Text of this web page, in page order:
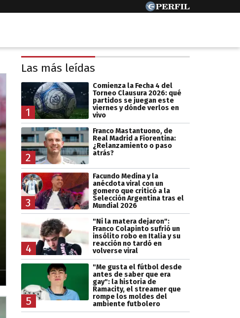
Las más leídas
1
Comienza la Fecha 4 del
Torneo Clausura 2026: qué
partidos se juegan este
viernes y dónde verlos en
vivo
2
Franco Mastantuono, de
Real Madrid a Fiorentina:
¿Relanzamiento o paso
atrás?
3
Facundo Medina y la
anécdota viral con un
gomero que criticó a la
Selección Argentina tras el
Mundial 2026
4
"Ni la matera dejaron":
Franco Colapinto sufrió un
insólito robo en Italia y su
reacción no tardó en
volverse viral
5
"Me gusta el fútbol desde
antes de saber que era
gay": la historia de
Ramacity, el streamer que
rompe los moldes del
ambiente futbolero